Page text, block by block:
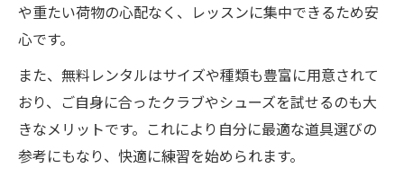
や重たい荷物の心配なく、レッスンに集中できるため安
心です。
また、無料レンタルはサイズや種類も豊富に用意されて
おり、ご自身に合ったクラブやシューズを試せるのも大
きなメリットです。これにより自分に最適な道具選びの
参考にもなり、快適に練習を始められます。